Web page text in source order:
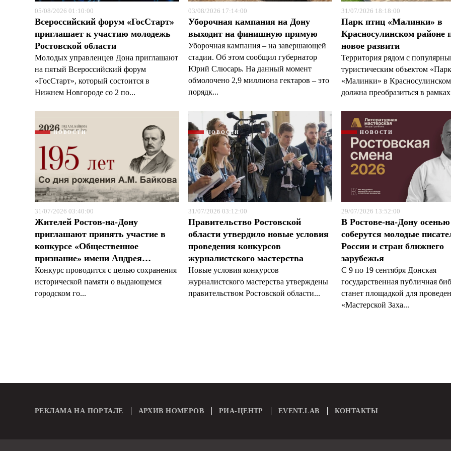
05/08/2026 01:10:00
Всероссийский форум «ГосСтарт»
приглашает к участию молодежь
Ростовской области
Молодых управленцев Дона приглашают
на пятый Всероссийский форум
«ГосСтарт», который состоится в
Нижнем Новгороде со 2 по...
03/08/2026 17:14:00
Уборочная кампания на Дону
выходит на финишную прямую
Уборочная кампания – на завершающей
стадии. Об этом сообщил губернатор
Юрий Слюсарь. На данный момент
обмолочено 2,9 миллиона гектаров – это
порядк...
31/07/2026 18:18:00
Парк птиц «Малинки» в
Красносулинском районе
новое развити
Территория рядом с
туристическим объектом
«Малинки» в
должна преобразиться в
НОВОСТИ
31/07/2026 03:40:00
Жителей Ростов-на-Дону
приглашают принять участие в
конкурсе «Общественное
признание» имени Андрея…
Конкурс проводится с целью сохранения
исторической памяти о выдающемся
городском го...
НОВОСТИ
31/07/2026 03:12:00
Правительство Ростовской
области утвердило новые условия
проведения конкурсов
журналистского мастерства
Новые условия конкурсов
журналистского мастерства утверждены
правительством Ростовской области...
НОВОСТИ
29/07/2026 13:52:00
В Ростове-на-Дону осенью
соберутся молодые
России и стран ближнего
зарубежья
С 9 по 19 сентября Донская
государственная публичная
станет площадкой для
«Мастерской Заха...
РЕКЛАМА НА ПОРТАЛЕ АРХИВ НОМЕРОВ РИА-ЦЕНТР EVENT.LAB КОНТАКТЫ